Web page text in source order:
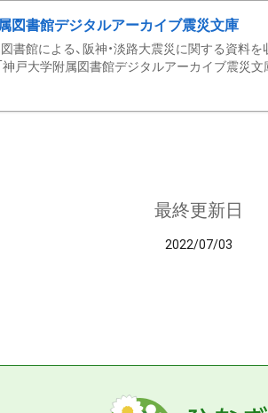
図書館デジタルアーカイブ震災文庫
書館による、阪神・淡路大震災に関する資料を
神戸大学附属図書館デジタルアーカイブ震災文
最終更新日
2022/07/03